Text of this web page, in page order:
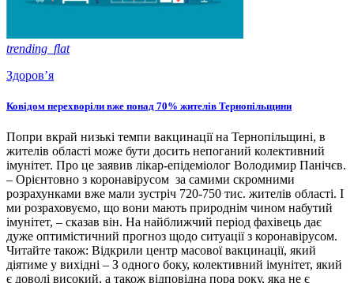
trending_flat
Здоров’я
Ковідом перехворіли вже понад 70% жителів Тернопільщини
Попри вкрай низькі темпи вакцинації на Тернопільщині, в
жителів області може бути досить непоганий колективний
імунітет. Про це заявив лікар-епідеміолог Володимир Панічєв.
– Орієнтовно з коронавірусом за самими скромними
розрахунками вже мали зустріч 720-750 тис. жителів області. І
ми розраховуємо, що вони мають природнім чином набутий
імунітет, – сказав він. На найближчий період фахівець дає
дуже оптимістичний прогноз щодо ситуації з коронавірусом.
Читайте також: Відкрили центр масової вакцинації, який
діятиме у вихідні – З одного боку, колективний імунітет, який
є доволі високий, а також відповідна пора року, яка не є